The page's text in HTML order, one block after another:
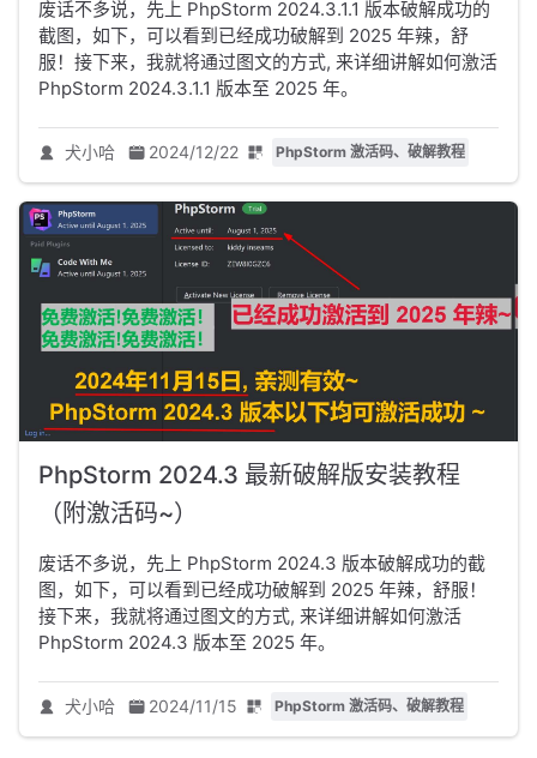
废话不多说，先上 PhpStorm 2024.3.1.1 版本破解成功的
截图，如下，可以看到已经成功破解到 2025 年辣，舒
服！接下来，我就将通过图文的方式, 来详细讲解如何激活
PhpStorm 2024.3.1.1 版本至 2025 年。
犬小哈 2024/12/22 PhpStorm 激活码、破解教程
PhpStorm 2024.3 最新破解版安装教程
（附激活码~）
废话不多说，先上 PhpStorm 2024.3 版本破解成功的截
图，如下，可以看到已经成功破解到 2025 年辣，舒服！
接下来，我就将通过图文的方式, 来详细讲解如何激活
PhpStorm 2024.3 版本至 2025 年。
犬小哈 2024/11/15 PhpStorm 激活码、破解教程